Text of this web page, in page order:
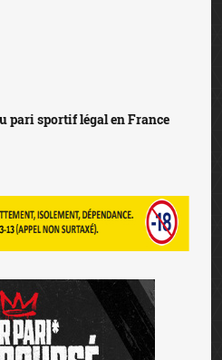
pari sportif légal en France